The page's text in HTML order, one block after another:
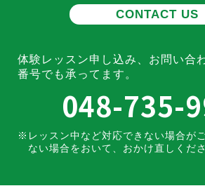
CONTACT US
体験レッスン申し込み、お問い合
番号でも承ってます。
048-735-
レッスン中など対応できない場合が
ない場合をおいて、おかけ直しくだ